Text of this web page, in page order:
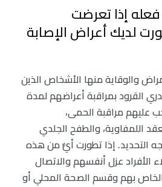
إذا تعرضت
لديك أعراض الإصابة
والوقاية منها الأشخاص الذين
القرود بمراقبة أعراضهم لمدة
عليهم مراقبة الحمى،
اللمفاوية، والطفح الجلدي
التحديد. إذا تطورت أيٌّ من هذه
الأفراد عزل أنفسهم والاتصال
بهم وقسم الصحة المحلي أو